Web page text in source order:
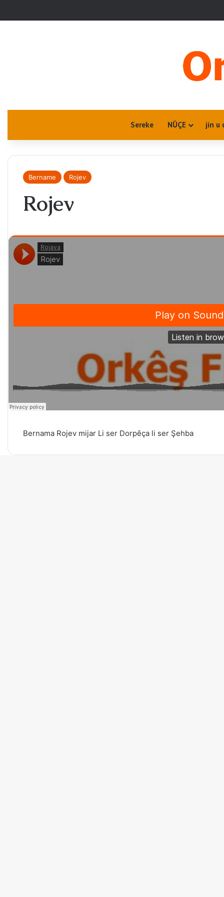
Sereke NÛÇE jin u
Bername Rojev
Rojev
Bernama Rojev mijar Li ser Dorpêça li ser Şehba